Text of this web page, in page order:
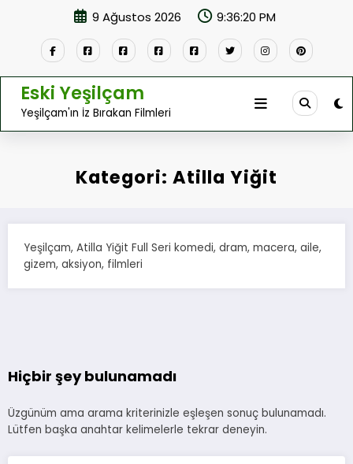
9 Ağustos 2026 9:36:20 PM
Eski Yeşilçam
Yeşilçam'ın İz Bırakan Filmleri
Kategori: Atilla Yiğit
Yeşilçam, Atilla Yiğit Full Seri komedi, dram, macera, aile,
gizem, aksiyon, filmleri
Hiçbir şey bulunamadı
Üzgünüm ama arama kriterinizle eşleşen sonuç bulunamadı.
Lütfen başka anahtar kelimelerle tekrar deneyin.